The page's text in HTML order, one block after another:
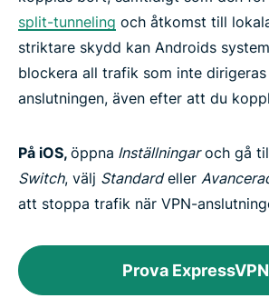
split-tunneling och åtkomst till
striktare skydd kan Androids
blockera all trafik som inte
anslutningen, även efter att du
På iOS, öppna Inställningaroch gå
Switch, välj Standardeller
att stoppa trafik när VPN-
Prova ExpressVPN